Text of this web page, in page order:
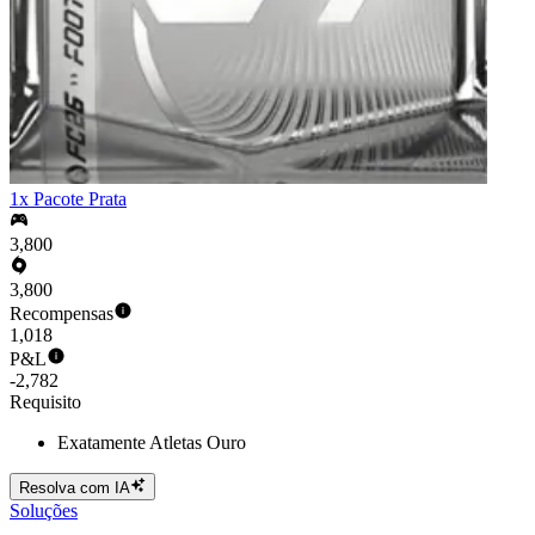
1x Pacote Prata
3,800
3,800
Recompensas
1,018
P&L
-2,782
Requisito
Exatamente Atletas Ouro
Resolva com IA
Soluções